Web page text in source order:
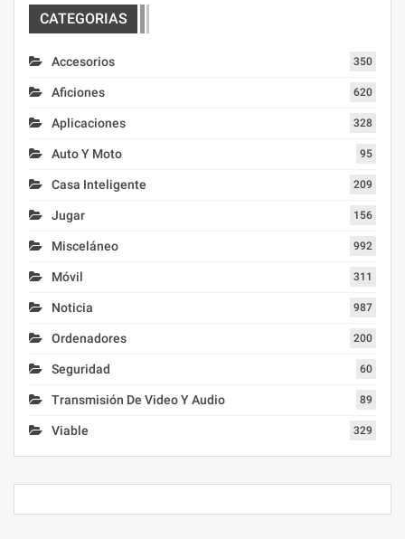
CATEGORIAS
Accesorios 350
Aficiones 620
Aplicaciones 328
Auto Y Moto 95
Casa Inteligente 209
Jugar 156
Misceláneo 992
Móvil 311
Noticia 987
Ordenadores 200
Seguridad 60
Transmisión De Video Y Audio 89
Viable 329